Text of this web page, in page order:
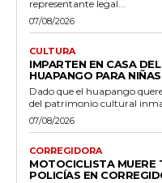
representante legal...
07/08/2026
CULTURA
IMPARTEN EN CASA
HUAPANGO PARA
Dado que el huapango
del patrimonio cultural
07/08/2026
CORREGIDORA
MOTOCICLISTA MUERE
POLICÍAS EN